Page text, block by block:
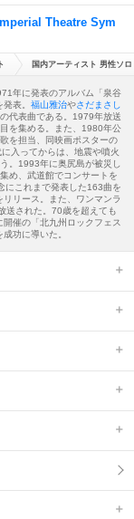
Theatre Sym
国内アーティスト 男性ソロ
年に発表のアルバム「泉谷
表。 福山雅治やさだまさし
代表曲である。1979年放送
を集める。また、1980年公
を担当、同映画ポスターの
入ってからは、地震や噴火
。1993年に奥尻島が被災し
め、武道館でコンサートを
にこれまで発表した163曲を
リース。また、ワンマンラ
送された。70歳を超えても
催の「北九州ロックフェス
功に導いた。